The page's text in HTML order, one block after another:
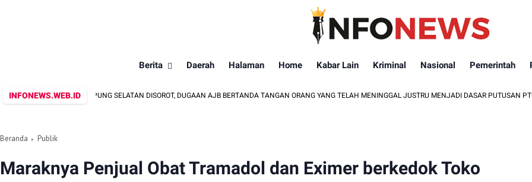
Berita Daerah Halaman Home Kabar Lain Kriminal Nasional Pemerintah
INFONEWS.WEB.ID
"BPN LAMPUNG SELATAN DISOROT, DUGAAN AJB BERTANDA TANGAN ORANG YANG TELAH MENINGGAL JUSTRU MENJADI DASAR PUTUSAN PTUN..???"
Beranda Publik
Maraknya Penjual Obat Tramadol dan Eximer berkedok Toko